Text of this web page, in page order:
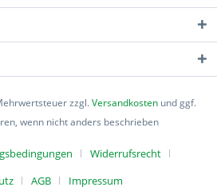
zzgl.Versandkosten und ggf.
wenn nicht anders beschrieben
Widerrufsrecht
AGB Impressum